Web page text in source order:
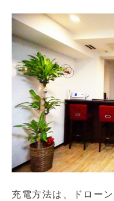
充電方法は、ドロー